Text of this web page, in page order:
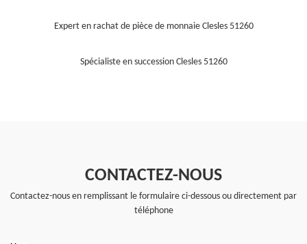
Expert en rachat de pièce de monnaie Clesles 51260
Spécialiste en succession Clesles 51260
CONTACTEZ-NOUS
Contactez-nous en remplissant le formulaire ci-dessous ou directement par
téléphone